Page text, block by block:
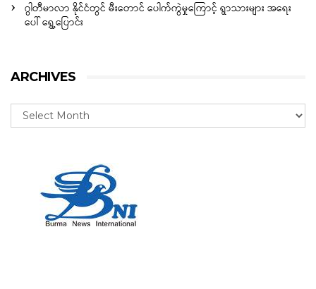
ဂွါတီမာလာ နိုင်ငံတွင် မီးတောင် ပေါက်ကွဲမှုကြောင့် ရွာသားများ အရေး
ပေါ် ရွှေ့ပြောင်း
ARCHIVES